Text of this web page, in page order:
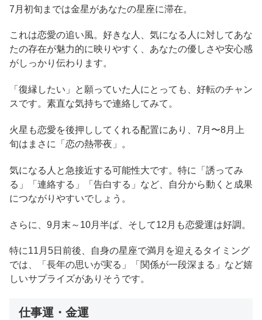
7月初旬までは金星があなたの星座に滞在。
これは恋愛の追い風。好きな人、気になる人に対してあな
たの存在が魅力的に映りやすく、あなたの優しさや安心感
がしっかり伝わります。
「復縁したい」と願っていた人にとっても、好転のチャン
スです。素直な気持ちで連絡してみて。
火星も恋愛を後押ししてくれる配置にあり、7月〜8月上
旬はまさに「恋の熱帯夜」。
気になる人と急接近する可能性大です。特に「誘ってみ
る」「連絡する」「告白する」など、自分から動くと成果
につながりやすいでしょう。
さらに、9月末～10月半ば、そして12月も恋愛運は好調。
特に11月5日前後、自身の星座で満月を迎えるタイミング
では、「長年の思いが実る」「関係が一段深まる」など嬉
しいサプライズがありそうです。
仕事運・金運